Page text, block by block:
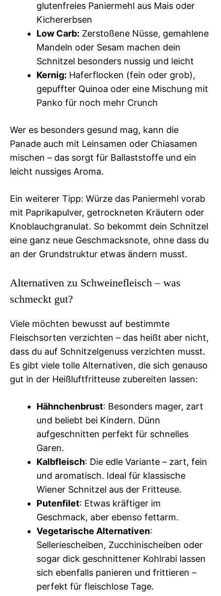
glutenfreies Paniermehl aus Mais oder
Kichererbsen
Low Carb: Zerstoßene Nüsse, gemahlene
Mandeln oder Sesam machen dein
Schnitzel besonders nussig und leicht
Kernig: Haferflocken (fein oder grob),
gepuffter Quinoa oder eine Mischung mit
Panko für noch mehr Crunch
Wer es besonders gesund mag, kann die
Panade auch mit Leinsamen oder Chiasamen
mischen – das sorgt für Ballaststoffe und ein
leicht nussiges Aroma.
Ein weiterer Tipp: Würze das Paniermehl vorab
mit Paprikapulver, getrockneten Kräutern oder
Knoblauchgranulat. So bekommt dein Schnitzel
eine ganz neue Geschmacksnote, ohne dass du
an der Grundstruktur etwas ändern musst.
Alternativen zu Schweinefleisch – was
schmeckt gut?
Viele möchten bewusst auf bestimmte
Fleischsorten verzichten – das heißt aber nicht,
dass du auf Schnitzelgenuss verzichten musst.
Es gibt viele tolle Alternativen, die sich genauso
gut in der Heißluftfritteuse zubereiten lassen:
Hähnchenbrust: Besonders mager, zart
und beliebt bei Kindern. Dünn
aufgeschnitten perfekt für schnelles
Garen.
Kalbfleisch: Die edle Variante – zart, fein
und aromatisch. Ideal für klassische
Wiener Schnitzel aus der Fritteuse.
Putenfilet: Etwas kräftiger im
Geschmack, aber ebenso fettarm.
Vegetarische Alternativen:
Selleriescheiben, Zucchinischeiben oder
sogar dick geschnittener Kohlrabi lassen
sich ebenfalls panieren und frittieren –
perfekt für fleischlose Tage.